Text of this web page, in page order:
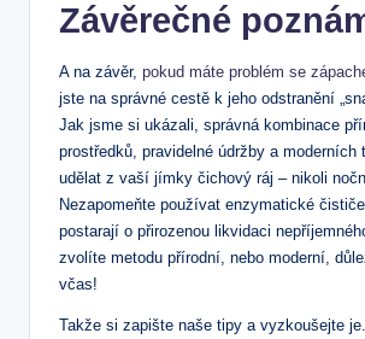
Závěrečné
A na závěr, pokud máte problém se
jste na správné cestě k jeho odstranění
Jak jsme si ukázali, správná kombinace
prostředků, pravidelné údržby a moderních
udělat z vaší jímky čichový ráj – nikoli
Nezapomeňte používat enzymatické
postarají o přirozenou likvidaci
zvolíte metodu přírodní, nebo moderní,
včas!
Takže si zapište naše tipy a vyzkoušejte